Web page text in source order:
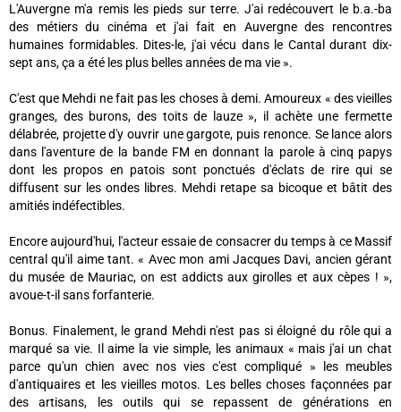
L'Auvergne m'a remis les pieds sur terre. J'ai redécouvert le b.a.-ba
des métiers du cinéma et j'ai fait en Auvergne des rencontres
humaines formidables. Dites-le, j'ai vécu dans le Cantal durant dix-
sept ans, ça a été les plus belles années de ma vie ».
C'est que Mehdi ne fait pas les choses à demi. Amoureux « des vieilles
granges, des burons, des toits de lauze », il achète une fermette
délabrée, projette d'y ouvrir une gargote, puis renonce. Se lance alors
dans l'aventure de la bande FM en donnant la parole à cinq papys
dont les propos en patois sont ponctués d'éclats de rire qui se
diffusent sur les ondes libres. Mehdi retape sa bicoque et bâtit des
amitiés indéfectibles.
Encore aujourd'hui, l'acteur essaie de consacrer du temps à ce Massif
central qu'il aime tant. « Avec mon ami Jacques Davi, ancien gérant
du musée de Mauriac, on est addicts aux girolles et aux cèpes ! »,
avoue-t-il sans forfanterie.
Bonus. Finalement, le grand Mehdi n'est pas si éloigné du rôle qui a
marqué sa vie. Il aime la vie simple, les animaux « mais j'ai un chat
parce qu'un chien avec nos vies c'est compliqué » les meubles
d'antiquaires et les vieilles motos. Les belles choses façonnées par
des artisans, les outils qui se repassent de générations en